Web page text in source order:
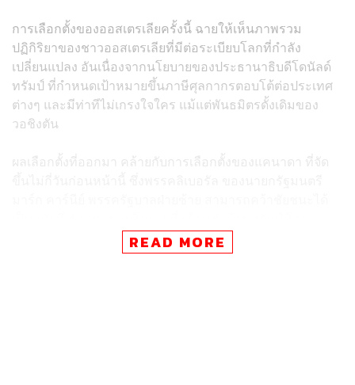
การเลือกตั้งของออสเตรเลียครั้งนี้ ฉายให้เห็นภาพรวม
ปฏิกิริยาของชาวออสเตรเลียที่มีต่อระเบียบโลกที่กำลัง
เปลี่ยนแปลง อันเนื่องจากนโยบายของประธานาธิบดีโดนัลด์
ทรัมป์ ที่กำหนดเป้าหมายขึ้นภาษีศุลกากรตอบโต้ต่อประเทศ
ต่างๆ และมีท่าทีไม่เกรงใจใคร แม้แต่พันธมิตรดั้งเดิมของ
วอชิงตัน
ผลเลือกตั้งที่ออกมา คล้ายกับการเลือกตั้งของแคนาดา ที่จัด
คะแนนเสียงที่ออกมา บ่งบอกชัดเจนว่า ประชาชนส่วนใหญ่
‘ไม่เอา’ ผู้สมัครสายอนุรักษ์นิยมฝ่ายขวา ที่มีแนวคิดคล้ายกับ
READ MORE